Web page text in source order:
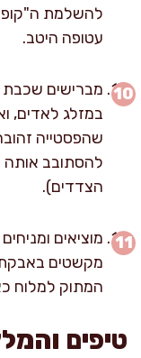
להשלמת
עטופה היטב.
מברישים
שהפסטייה
להסתובב
הצדדים).
מקשטים באבקת
המתוק למלוח
טיפים